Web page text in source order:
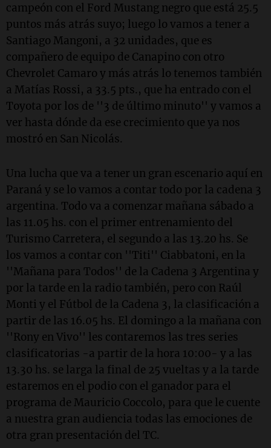
campeón con el Ford Mustang negro que está 25.5
puntos más atrás suyo; luego lo vamos a tener a
Santiago Mangoni, a 32 unidades, que es
compañero de equipo de Canapino con otro
Chevrolet Camaro y más atrás lo tenemos también
a Matías Rossi, a 33.5 pts., que ha entrado con el
Toyota por los de ''3 de último minuto'' y vamos a
ver hasta dónde da ese crecimiento que ya nos
mostró en San Nicolás.
Una lucha que va a tener un gran escenario aquí en
Paraná y se lo vamos a contar todo por la cadena 3
argentina. Todo va a comenzar mañana sábado a
las 11.05 hs. con el primer entrenamiento del
Turismo Carretera, el segundo a las 13.20 hs. Se
los vamos a contar con ''Titi'' Ciabbatoni, en la
''Mañana para Todos'' de la Cadena 3 Argentina y
por la tarde en la radio también, pero con Raúl
Monti y el Fútbol de la Cadena 3, la clasificación a
partir de las 16.05 hs. El domingo a la mañana con
''Rony en Vivo'' les contaremos las tres series
clasificatorias -a partir de la hora 10:00- y a las
13.30 hs. se larga la final de 25 vueltas y a la tarde
estaremos en el podio con el ganador para el
programa de Mauricio Coccolo, para que le cuente
a nuestra gran audiencia todas las emociones de
otra gran presentación del TC.